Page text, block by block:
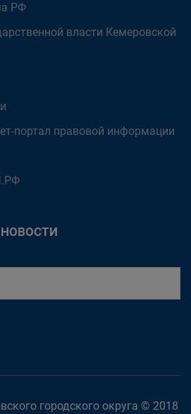
РФ
власти Кемеровской
портал правовой информации
городского округа © 2018